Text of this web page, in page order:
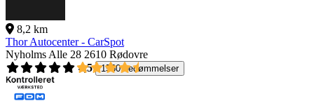
8,2 km
Thor Autocenter - CarSpot
Nyholms Alle 28 2610 Rødovre
4,5
1560 bedømmelser